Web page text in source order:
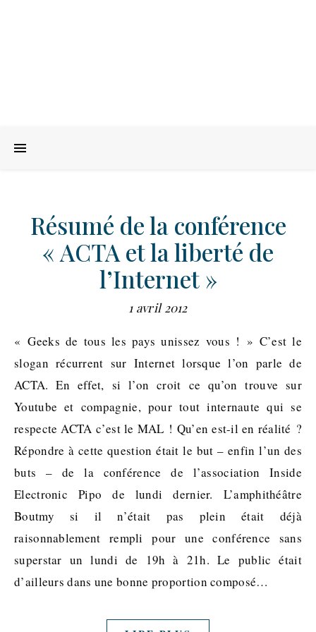
Résumé de la conférence
« ACTA et la liberté de
l’Internet »
1 avril 2012
« Geeks de tous les pays unissez vous ! » C’est le
slogan récurrent sur Internet lorsque l’on parle de
ACTA. En effet, si l’on croit ce qu’on trouve sur
Youtube et compagnie, pour tout internaute qui se
respecte ACTA c’est le MAL ! Qu’en est-il en réalité ?
Répondre à cette question était le but – enfin l’un des
buts – de la conférence de l’association Inside
Electronic Pipo de lundi dernier. L’amphithéâtre
Boutmy si il n’était pas plein était déjà
raisonnablement rempli pour une conférence sans
superstar un lundi de 19h à 21h. Le public était
d’ailleurs dans une bonne proportion composé…